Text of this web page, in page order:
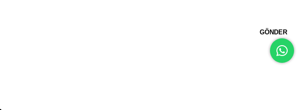
GÖNDER